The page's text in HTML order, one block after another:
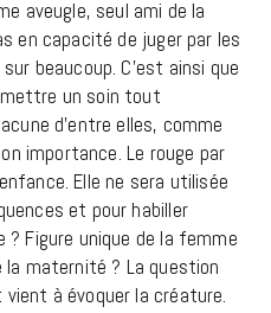
aveugle, seul ami de la
en capacité de juger par les
beaucoup. C’est ainsi que
un soin tout
d’entre elles, comme
importance. Le rouge par
Elle ne sera utilisée
et pour habiller
? Figure unique de la femme
maternité ? La question
à évoquer la créature.